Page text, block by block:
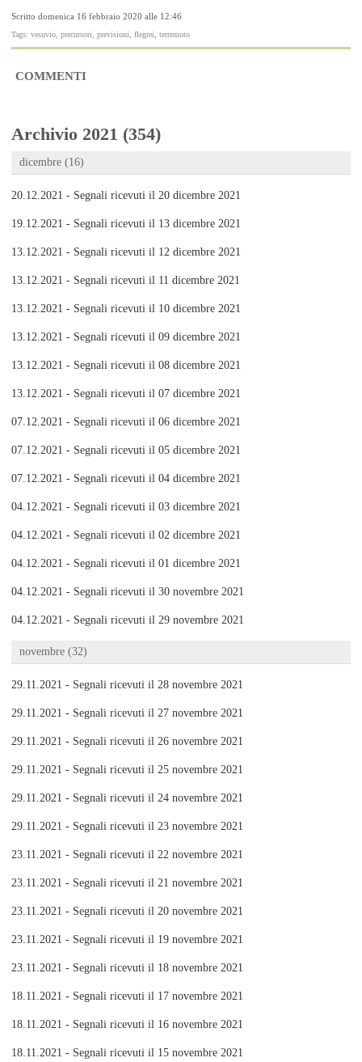
Scritto domenica 16 febbraio 2020 alle 12:46
Tags: vesuvio, precursori, previsioni, flegrei, terremoto
COMMENTI
Archivio 2021 (354)
dicembre (16)
20.12.2021 - Segnali ricevuti il 20 dicembre 2021
19.12.2021 - Segnali ricevuti il 13 dicembre 2021
13.12.2021 - Segnali ricevuti il 12 dicembre 2021
13.12.2021 - Segnali ricevuti il 11 dicembre 2021
13.12.2021 - Segnali ricevuti il 10 dicembre 2021
13.12.2021 - Segnali ricevuti il 09 dicembre 2021
13.12.2021 - Segnali ricevuti il 08 dicembre 2021
13.12.2021 - Segnali ricevuti il 07 dicembre 2021
07.12.2021 - Segnali ricevuti il 06 dicembre 2021
07.12.2021 - Segnali ricevuti il 05 dicembre 2021
07.12.2021 - Segnali ricevuti il 04 dicembre 2021
04.12.2021 - Segnali ricevuti il 03 dicembre 2021
04.12.2021 - Segnali ricevuti il 02 dicembre 2021
04.12.2021 - Segnali ricevuti il 01 dicembre 2021
04.12.2021 - Segnali ricevuti il 30 novembre 2021
04.12.2021 - Segnali ricevuti il 29 novembre 2021
novembre (32)
29.11.2021 - Segnali ricevuti il 28 novembre 2021
29.11.2021 - Segnali ricevuti il 27 novembre 2021
29.11.2021 - Segnali ricevuti il 26 novembre 2021
29.11.2021 - Segnali ricevuti il 25 novembre 2021
29.11.2021 - Segnali ricevuti il 24 novembre 2021
29.11.2021 - Segnali ricevuti il 23 novembre 2021
23.11.2021 - Segnali ricevuti il 22 novembre 2021
23.11.2021 - Segnali ricevuti il 21 novembre 2021
23.11.2021 - Segnali ricevuti il 20 novembre 2021
23.11.2021 - Segnali ricevuti il 19 novembre 2021
23.11.2021 - Segnali ricevuti il 18 novembre 2021
18.11.2021 - Segnali ricevuti il 17 novembre 2021
18.11.2021 - Segnali ricevuti il 16 novembre 2021
18.11.2021 - Segnali ricevuti il 15 novembre 2021